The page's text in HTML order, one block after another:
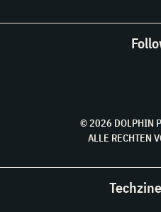
© 2026 DOLPHIN
ALLE RECHTEN